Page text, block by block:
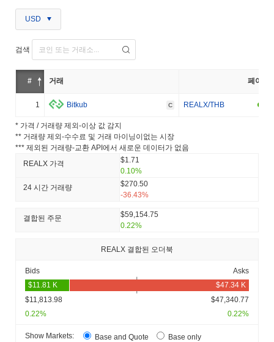
USD
검색
# 거래 페어
1 Bitkub C REALX/THB
* 가격 / 거래량 제외-이상 값 감지
** 거래량 제외-수수료 및 거래 마이닝이없는 시장
*** 제외된 거래량-교환 API에서 새로운 데이터가 없음
REALX 가격
$1.71
0.10%
24 시간 거래량
$270.50
-36.43%
결합된 주문
$59,154.75
0.22%
REALX 결합된 오더북
Bids Asks
$11,813.98
$47,340.77
0.22%
0.22%
Show Markets: Base and Quote Base only